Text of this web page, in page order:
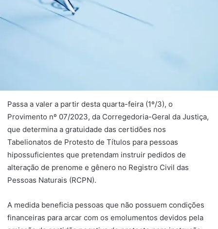
Passa a valer a partir desta quarta-feira (1º/3), o
Provimento nº 07/2023, da Corregedoria-Geral da Justiça,
que determina a gratuidade das certidões nos
Tabelionatos de Protesto de Títulos para pessoas
hipossuficientes que pretendam instruir pedidos de
alteração de prenome e gênero no Registro Civil das
Pessoas Naturais (RCPN).
A medida beneficia pessoas que não possuem condições
financeiras para arcar com os emolumentos devidos pela